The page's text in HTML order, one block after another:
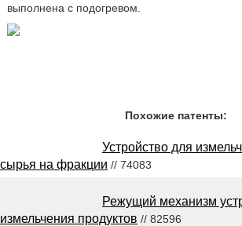
выполнена с подогревом.
Похожие патенты:
Устройство для
сырья на фракции // 74083
Режущий механизм
измельчения продуктов // 82596